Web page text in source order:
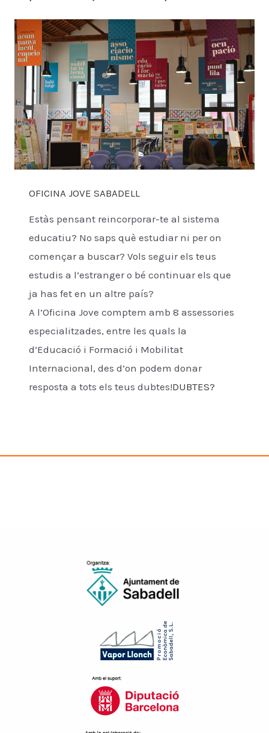
OFICINA JOVE SABADELL
Estàs pensant reincorporar-te al sistema
educatiu? No saps què estudiar ni per on
començar a buscar? Vols seguir els teus
estudis a l’estranger o bé continuar els que
ja has fet en un altre país?
A l’Oficina Jove comptem amb 8 assessories
especialitzades, entre les quals la
d’Educació i Formació i Mobilitat
Internacional, des d’on podem donar
resposta a tots els teus dubtes!DUBTES?